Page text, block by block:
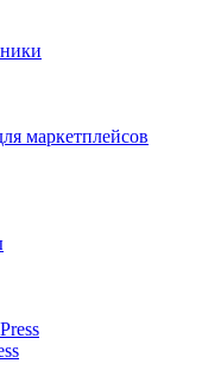
маркетплейсов